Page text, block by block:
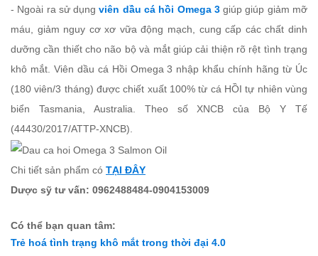
- Ngoài ra sử dụngviên dầu cá hồi Omega 3giúp giúp giảm mỡ
máu, giảm nguy cơ xơ vữa động mạch, cung cấp các chất dinh
dưỡng cần thiết cho não bộ và mắt giúp cải thiện rõ rệt tình trạng
khô mắt. Viên dầu cá Hồi Omega 3 nhập khẩu chính hãng từ Úc
(180 viên/3 tháng) được chiết xuất 100% từ cá HỒI tự nhiên vùng
biển Tasmania, Australia. Theo số XNCB của Bộ Y Tế
(44430/2017/ATTP-XNCB).
Chi tiết sản phẩm có TẠI ĐÂY
Dược sỹ tư vấn: 0962488484-0904153009
Có thể bạn quan tâm:
Trẻ hoá tình trạng khô mắt trong thời đại 4.0